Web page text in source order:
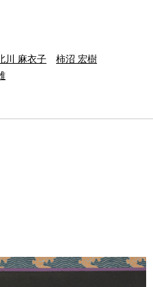
川 麻衣子
柿沼 宏樹